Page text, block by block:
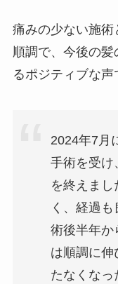
痛みの少ない施術
順調で、今後の
るポジティブな声
2024年7月
手術を受け
を終えま
く、経過も
術後半年か
は順調に伸
たなくなっ